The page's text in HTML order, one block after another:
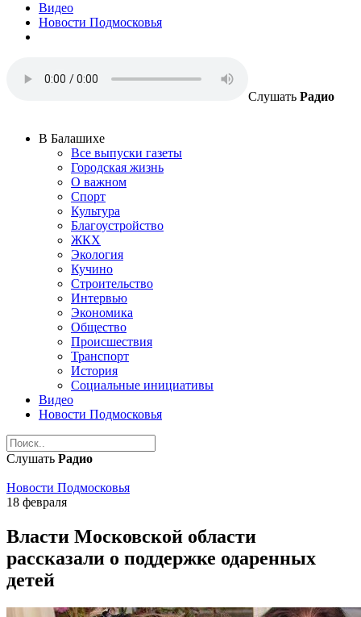
Видео
Новости Подмосковья
Слушать Радио
В Балашихе
Все выпуски газеты
Городская жизнь
О важном
Спорт
Культура
Благоустройство
ЖКХ
Экология
Кучино
Строительство
Интервью
Экономика
Общество
Происшествия
Транспорт
История
Социальные инициативы
Видео
Новости Подмосковья
Слушать Радио
Новости Подмосковья
18 февраля
Власти Московской области
рассказали о поддержке одаренных
детей